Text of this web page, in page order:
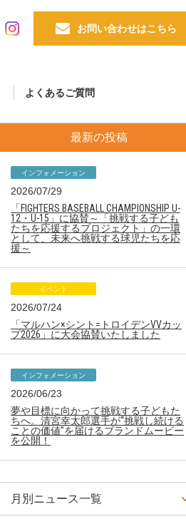
お問い合わせはこちら
よくあるご質問
最新の投稿
インフォメーション
2026/07/29
「FIGHTERS BASEBALL CHAMPIONSHIP U-
12・U-15」に協賛～「挑戦する子ども
たちを応援するプロジェクト」の一環
として、未来へ挑戦する球児たちを応
援～
イベント
2026/07/24
「マルハン×シント=トロイデンVVカッ
プ2026」に大会協賛いたしました
インフォメーション
2026/06/23
夢や目標に向かって挑戦する子どもた
ちへ。清宮幸太郎選手が“挑戦し続ける
ことの価値”を届けるブランドムービー
を公開！
月別ニュース一覧